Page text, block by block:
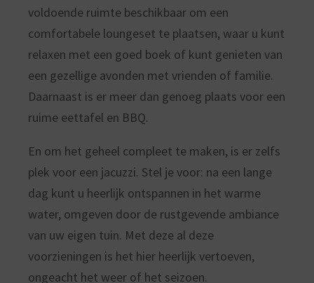
voldoende ruimte beschikbaar om een
comfortabele loungeset te plaatsen, waar u kunt
relaxen met een goed boek of kunt genieten van
een gezellige avonden met vrienden of familie.
Daarnaast is er meer dan genoeg plaats voor een
ruime eettafel en BBQ.
En om het geheel compleet te maken, is er zelfs
plek voor een jacuzzi. Stel je voor: na een lange
dag kunt u heerlijk ontspannen in het warme
water, omgeven door de rustgevende ambiance
van uw eigen tuin. Met deze al deze
voorzieningen is het hier heerlijk vertoeven,
ongeacht het weer of het seizoen.